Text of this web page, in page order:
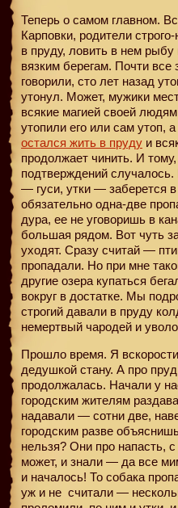
Теперь о самом главном.
Карповки, родители
в пруду, ловить в нем
вязким берегам. Почти все
говорили, сто лет назад
утонул. Может, мужики
всякие магией своей
утопили его или сам утоп,
остался жить в пруду и
продолжает чинить. И
подтверждений
— гуси, утки — заберется
обязательно одна-две
дура, ее не уговоришь в
большая рядом. Вот чуть
уходят. Сразу считай —
пропадали. Но при мне
другие озера купаться
вокруг в достатке. Мы
строгий давали в пруду
немертвый чародей и
Прошло время. Я
дедушкой стану. А про
продолжалась. Начали у
городским жителям
надавали — сотни две,
городским разве
нельзя? Они про напасть,
может, и знали — да все
и началось! То собака
уж и не считали —